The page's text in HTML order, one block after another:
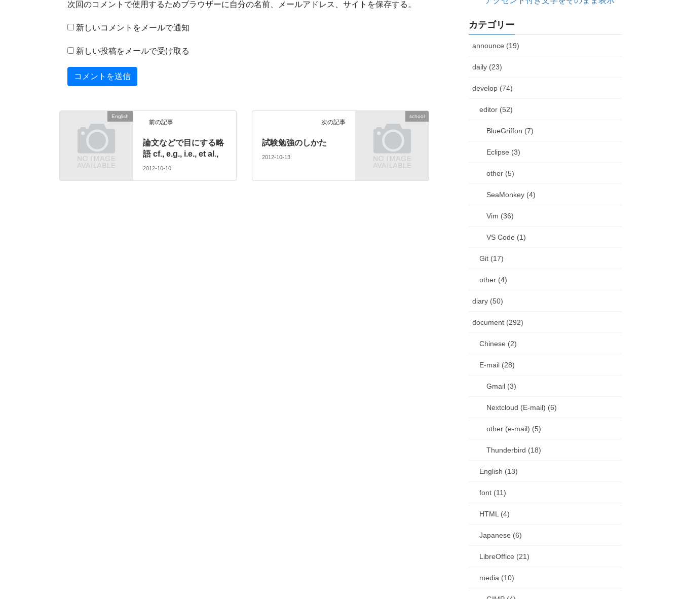
次回のコメントで使用するためブラウザーに自分の名前、メールアドレス、サイトを保存する。
新しいコメントをメールで通知
新しい投稿をメールで受け取る
English
前の記事
論文などで目にする略
語 cf., e.g., i.e., et al.,
2012-10-10
school
次の記事
試験勉強のしかた
2012-10-13
カテゴリー
announce (19)
daily (23)
develop (74)
editor (52)
BlueGriffon (7)
Eclipse (3)
other (5)
SeaMonkey (4)
Vim (36)
VS Code (1)
Git (17)
other (4)
diary (50)
document (292)
Chinese (2)
E-mail (28)
Gmail (3)
Nextcloud (E-mail) (6)
other (e-mail) (5)
Thunderbird (18)
English (13)
font (11)
HTML (4)
Japanese (6)
LibreOffice (21)
media (10)